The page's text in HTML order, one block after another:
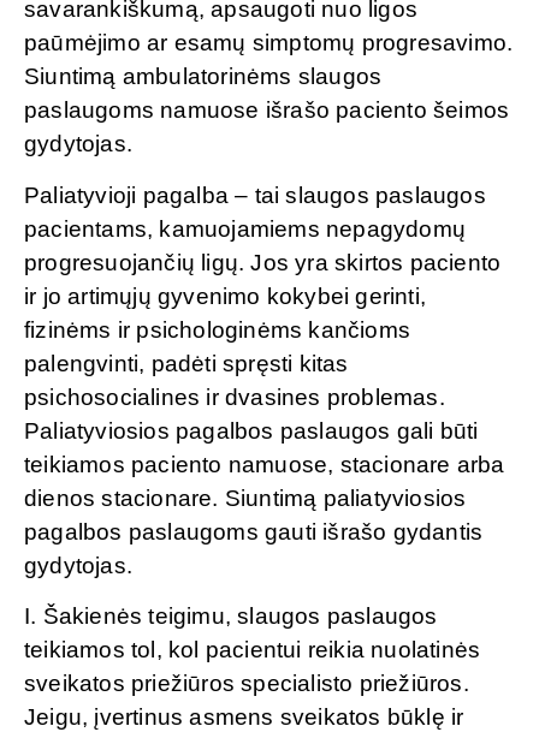
savarankiškumą, apsaugoti nuo ligos
paūmėjimo ar esamų simptomų progresavimo.
Siuntimą ambulatorinėms slaugos
paslaugoms namuose išrašo paciento šeimos
gydytojas.
Paliatyvioji pagalba – tai slaugos paslaugos
pacientams, kamuojamiems nepagydomų
progresuojančių ligų. Jos yra skirtos paciento
ir jo artimųjų gyvenimo kokybei gerinti,
fizinėms ir psichologinėms kančioms
palengvinti, padėti spręsti kitas
psichosocialines ir dvasines problemas.
Paliatyviosios pagalbos paslaugos gali būti
teikiamos paciento namuose, stacionare arba
dienos stacionare. Siuntimą paliatyviosios
pagalbos paslaugoms gauti išrašo gydantis
gydytojas.
I. Šakienės teigimu, slaugos paslaugos
teikiamos tol, kol pacientui reikia nuolatinės
sveikatos priežiūros specialisto priežiūros.
Jeigu, įvertinus asmens sveikatos būklę ir